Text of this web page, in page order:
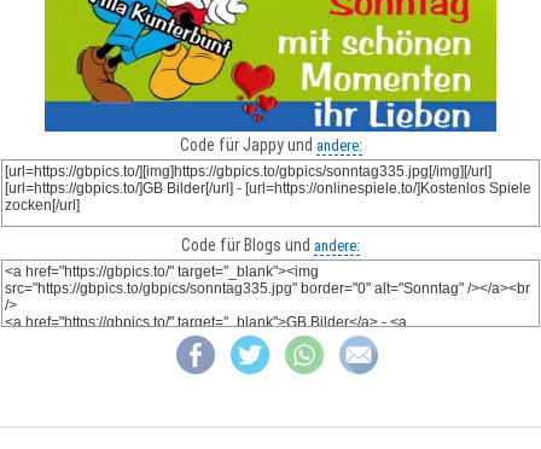
Code für Jappy und andere:
Code für Blogs und andere: